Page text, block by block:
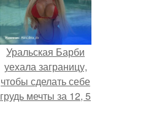
Уральская Барби
уехала заграницу,
чтобы сделать себе
грудь мечты за 12, 5